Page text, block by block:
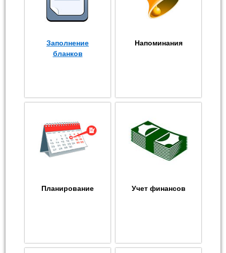
Заполнение
бланков
Напоминания
Планирование Учет финансов